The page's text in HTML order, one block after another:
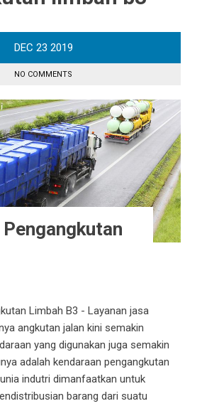
DEC 23 2019
NO COMMENTS
Limbah B3 - Layanan jasa
angkutan jalan kini semakin
yang digunakan juga semakin
adalah kendaraan pengangkutan
indutri dimanfaatkan untuk
barang dari suatu